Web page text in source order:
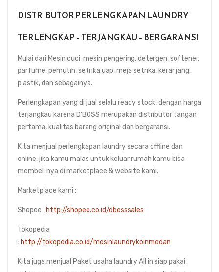
DISTRIBUTOR PERLENGKAPAN LAUNDRY
TERLENGKAP – TERJANGKAU – BERGARANSI
Mulai dari Mesin cuci, mesin pengering, detergen, softener,
parfume, pemutih, setrika uap, meja setrika, keranjang,
plastik, dan sebagainya.
Perlengkapan yang di jual selalu ready stock, dengan harga
terjangkau karena D’BOSS merupakan distributor tangan
pertama, kualitas barang original dan bergaransi.
Kita menjual perlengkapan laundry secara offline dan
online, jika kamu malas untuk keluar rumah kamu bisa
membeli nya di marketplace & website kami.
Marketplace kami :
Shopee : http://shopee.co.id/dbosssales
Tokopedia
: http://tokopedia.co.id/mesinlaundrykoinmedan
Kita juga menjual Paket usaha laundry All in siap pakai,